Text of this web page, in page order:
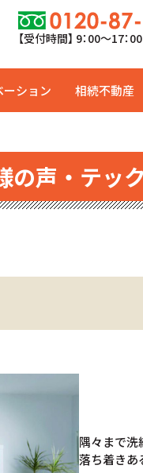
【受付時間】 9：00〜17：
ーション 相続不動産
の声・テッ
隅々まで洗
落ち着きあ